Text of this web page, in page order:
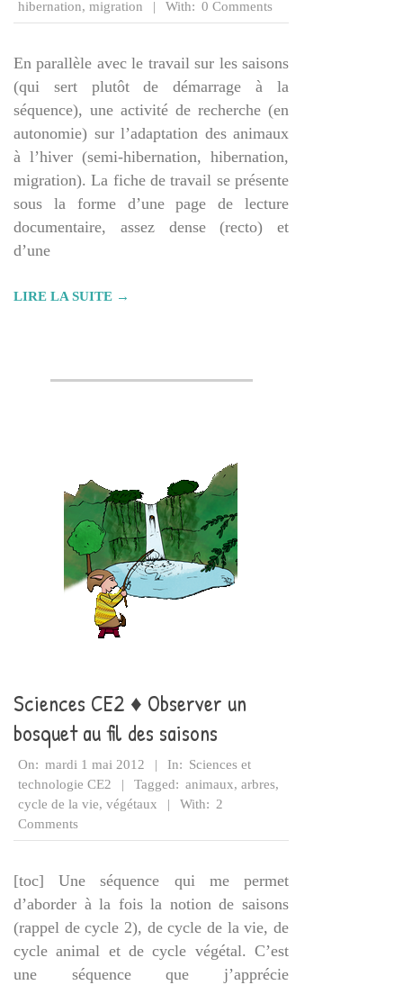
01
hibernation, migration With: 0 Comments
En parallèle avec le travail sur les saisons
(qui sert plutôt de démarrage à la
séquence), une activité de recherche (en
autonomie) sur l’adaptation des animaux
à l’hiver (semi-hibernation, hibernation,
migration). La fiche de travail se présente
sous la forme d’une page de lecture
documentaire, assez dense (recto) et
d’une
LIRE LA SUITE →
Sciences CE2 ♦ Observer un
bosquet au fil des saisons
2012-
05-
01
On: mardi 1 mai 2012 In: Sciences et
technologie CE2
Tagged: animaux, arbres,
cycle de la vie, végétaux With: 2
Comments
[toc] Une séquence qui me permet
d’aborder à la fois la notion de saisons
(rappel de cycle 2), de cycle de la vie, de
cycle animal et de cycle végétal. C’est
une séquence que j’apprécie